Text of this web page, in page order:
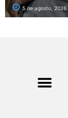
5 de agosto, 2026